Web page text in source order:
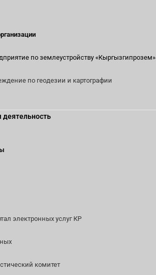
по землеустройству «Кыргызгипрозем»
по геодезии и картографии
деятельность
электронных услуг КР
комитет